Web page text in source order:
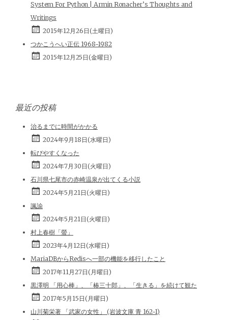
System For Python | Armin Ronacher’s Thoughts and
Writings
2015年12月26日(土曜日)
つかこうへい正伝 1968-1982
2015年12月25日(金曜日)
最近の投稿
治るまでに時間がかかる
2024年9月18日(水曜日)
転びやすくなった
2024年7月30日(火曜日)
石川県七尾市の赤崎温泉が出てくる小説
2024年5月21日(火曜日)
諷諭
2024年5月21日(火曜日)
村上春樹「螢」
2023年4月12日(水曜日)
MariaDBからRedisへ一部の機能を移行したこと
2017年11月27日(月曜日)
黒澤明 「用心棒」、「椿三十郎」、「生きる」を続けて観た
2017年5月15日(月曜日)
山川菊栄著 「武家の女性」 (岩波文庫 青 162-1)